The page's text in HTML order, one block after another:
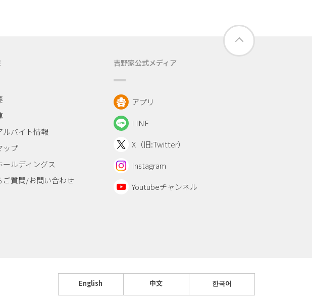
吉野家公式メディア
アプリ
LINE
X（旧:Twitter）
Instagram
Youtubeチャンネル
ルバイト情報
ップ
ールディングス
ご質問/お問い合わせ
English 中文 한국어